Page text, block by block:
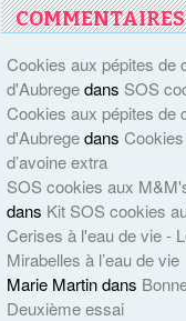
Cookies aux pépites de
d'Aubregedans SOS
Cookies aux pépites de
d'Aubregedans
d’avoine extra
SOS cookies aux
dans Kit SOS cookies
Cerises à l'eau de vie -
Mirabelles à l’eau de vie
Marie Martindans
Deuxième essai